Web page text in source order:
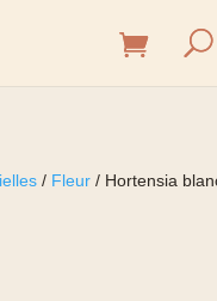
/ Fleur / Hortensia